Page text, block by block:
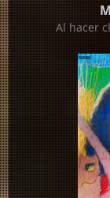
Al hacer